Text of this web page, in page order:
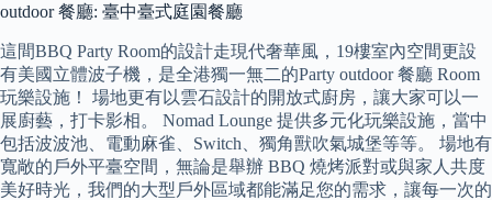
outdoor 餐廳: 臺中臺式庭園餐廳
這間BBQ Party Room的設計走現代奢華風，19樓室內空間更設
有美國立體波子機，是全港獨一無二的Party outdoor 餐廳 Room
玩樂設施！ 場地更有以雲石設計的開放式廚房，讓大家可以一
展廚藝，打卡影相。 Nomad Lounge 提供多元化玩樂設施，當中
包括波波池、電動麻雀、Switch、獨角獸吹氣城堡等等。 場地有
寬敞的戶外平臺空間，無論是舉辦 BBQ 燒烤派對或與家人共度
美好時光，我們的大型戶外區域都能滿足您的需求，讓每一次的